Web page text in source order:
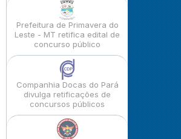
Prefeitura de Primavera do
Leste - MT retifica edital de
concurso público
Companhia Docas do Pará
divulga retificações de
concursos públicos